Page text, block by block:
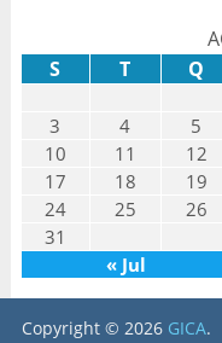
S
T Q
3
4 5
10
11 12
17
18 19
24
25 26
31
« Jul
Copyright © 2026 GICA.